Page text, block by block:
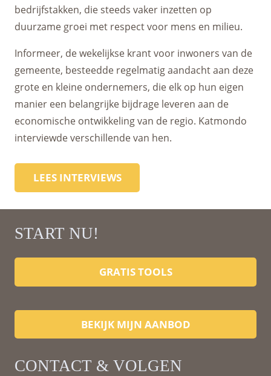
bedrijfstakken, die steeds vaker inzetten op
duurzame groei met respect voor mens en milieu.
Informeer, de wekelijkse krant voor inwoners van de
gemeente, besteedde regelmatig aandacht aan deze
grote en kleine ondernemers, die elk op hun eigen
manier een belangrijke bijdrage leveren aan de
economische ontwikkeling van de regio. Katmondo
interviewde verschillende van hen.
LEES INTERVIEWS
START NU!
GRATIS TOOLS
BEKIJK MIJN AANBOD
CONTACT & VOLGEN